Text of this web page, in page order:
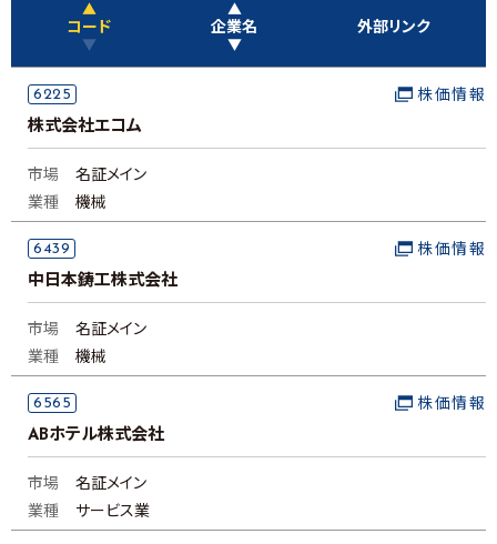
▲
コード
▼
▲
企業名
▼
外部リンク
6225
株式会社エコム
株価情報
市場
名証メイン
業種
機械
6439
中日本鋳工株式会社
株価情報
市場
名証メイン
業種
機械
6565
ABホテル株式会社
株価情報
市場
名証メイン
業種
サービス業